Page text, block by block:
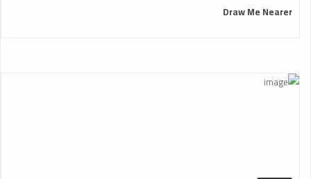
Draw Me Nearer